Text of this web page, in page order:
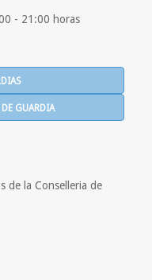
- 21:00 horas
GUARDIA
de la Conselleria de